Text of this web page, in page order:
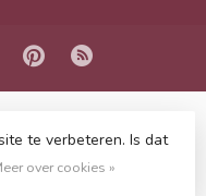
byLightspeed-
te verbeteren. Is dat
over cookies »